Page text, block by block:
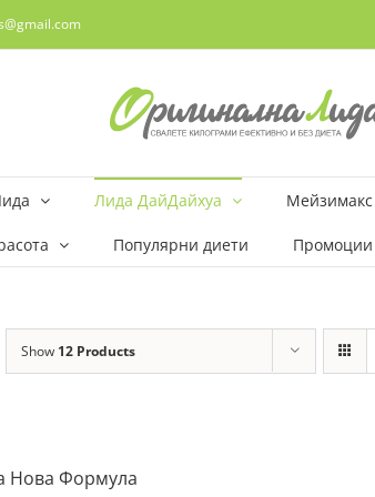
Лида ДайДайхуа Мейзимакс
Популярни диети Промоции
Show 12 Products
Нова Формула